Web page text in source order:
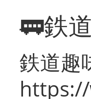
🚃鉄
鉄道趣